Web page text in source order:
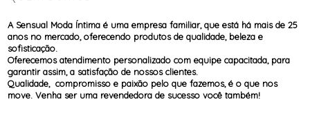
SUTIÃS
A Sensual Moda Íntima é uma empresa familiar, que está há mais de 25
anos no mercado, oferecendo produtos de qualidade, beleza e
sofisticação.
Oferecemos atendimento personalizado com equipe capacitada, para
garantir assim, a satisfação de nossos clientes.
Qualidade, compromisso e paixão pelo que fazemos, é o que nos
move. Venha ser uma revendedora de sucesso você também!